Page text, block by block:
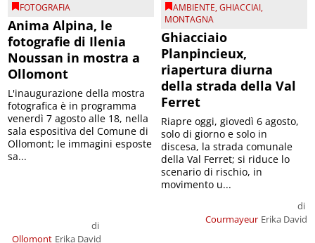
FOTOGRAFIA
Anima Alpina, le
fotografie di Ilenia
Noussan in mostra a
Ollomont
Ollomont
di
Erika David
L'inaugurazione della mostra
fotografica è in programma
venerdì 7 agosto alle 18, nella
sala espositiva del Comune di
Ollomont; le immagini esposte
sa...
AMBIENTE,GHIACCIAI,
MONTAGNA
Ghiacciaio
Planpincieux,
riapertura diurna
della strada della Val
Ferret
Courmayeur
di
Erika David
Riapre oggi, giovedì 6 agosto,
solo di giorno e solo in
discesa, la strada comunale
della Val Ferret; si riduce lo
scenario di rischio, in
movimento u...